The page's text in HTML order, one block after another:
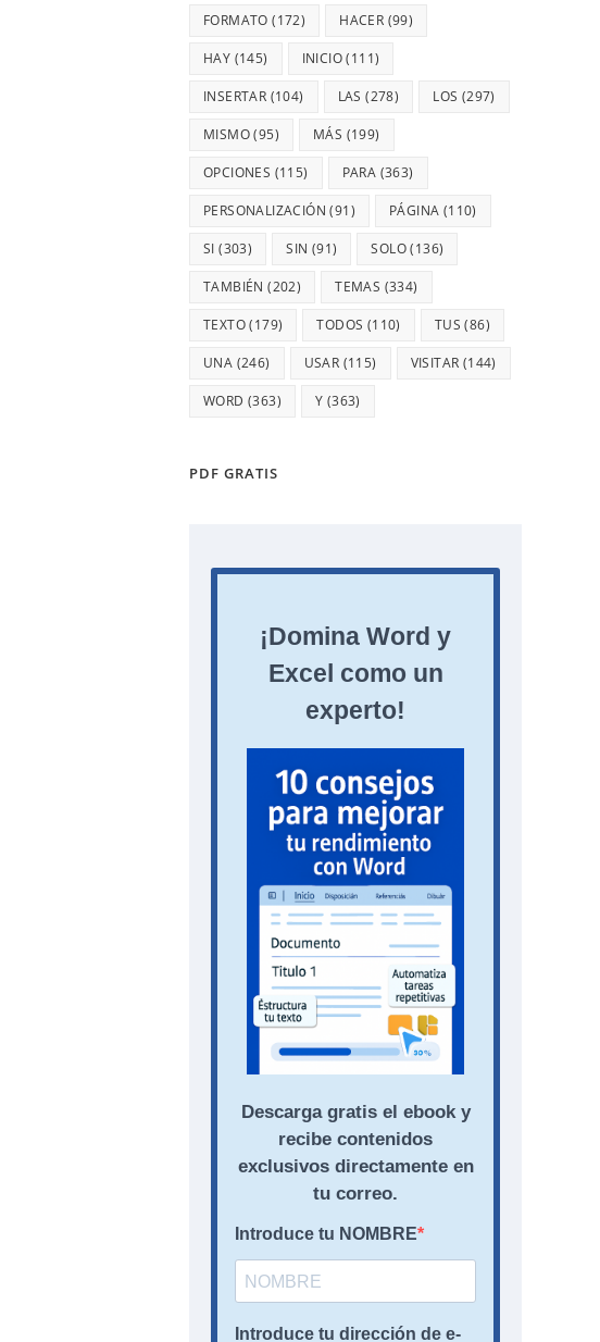
FORMATO (172) HACER (99)
HAY (145) INICIO(111)
INSERTAR (104) LAS (278) LOS (297)
MISMO(95) MÁS (199)
OPCIONES (115) PARA (363)
PERSONALIZACIÓN (91) PÁGINA (110)
SI (303) SIN (91) SOLO(136)
TAMBIÉN (202) TEMAS (334)
TEXTO(179) TODOS (110) TUS (86)
UNA (246) USAR (115) VISITAR (144)
WORD (363) Y (363)
PDF GRATIS